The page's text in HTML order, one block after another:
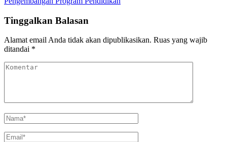
Tinggalkan Balasan
Alamat email Anda tidak akan dipublikasikan. Ruas yang wajib
ditandai *